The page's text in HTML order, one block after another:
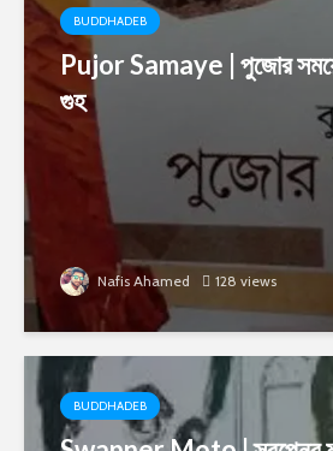
BUDDHADEB
Pujor Samaye | পুজোর
গুহ
Nafis Ahamed 128 views
BUDDHADEB